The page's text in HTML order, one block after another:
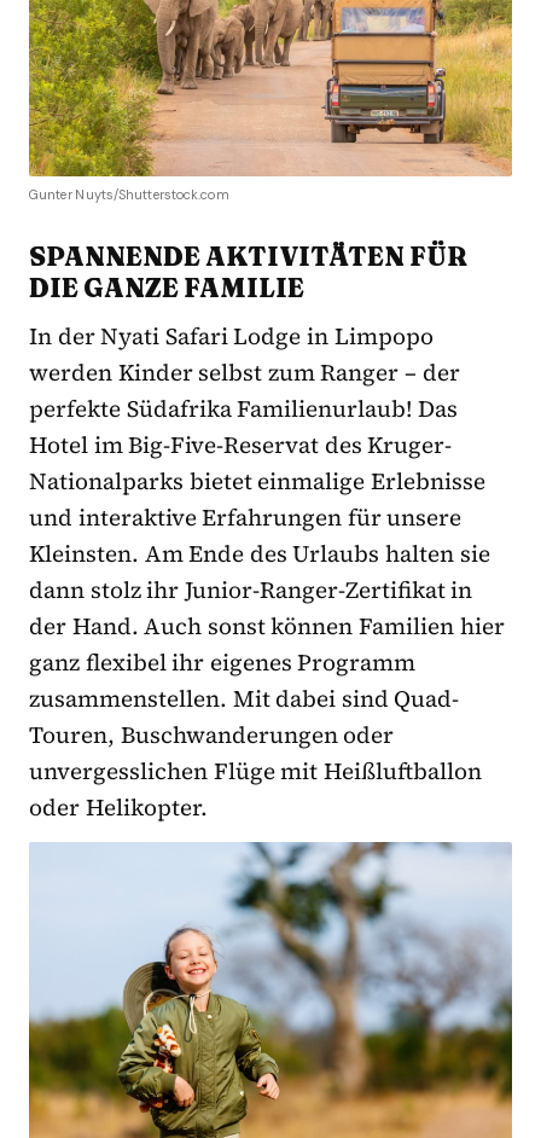
Gunter Nuyts/Shutterstock.com
SPANNENDE AKTIVITÄTEN FÜR
DIE GANZE FAMILIE
In der Nyati Safari Lodge in Limpopo
werden Kinder selbst zum Ranger – der
perfekte Südafrika Familienurlaub! Das
Hotel im Big-Five-Reservat des Kruger-
Nationalparks bietet einmalige Erlebnisse
und interaktive Erfahrungen für unsere
Kleinsten. Am Ende des Urlaubs halten sie
dann stolz ihr Junior-Ranger-Zertifikat in
der Hand. Auch sonst können Familien hier
ganz flexibel ihr eigenes Programm
zusammenstellen. Mit dabei sind Quad-
Touren, Buschwanderungen oder
unvergesslichen Flüge mit Heißluftballon
oder Helikopter.